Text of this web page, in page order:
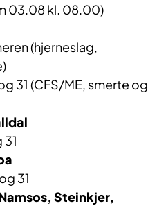
03.08 kl. 08.00)
(hjerneslag,
31 (CFS/ME, smerte og
31
Steinkjer,